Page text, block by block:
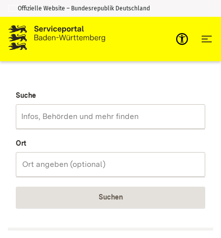
Zum Inhalt springen
Zur Suche springen
Offizielle Website – Bundesrepublik Deutschland
Suche
Ort
Suchen